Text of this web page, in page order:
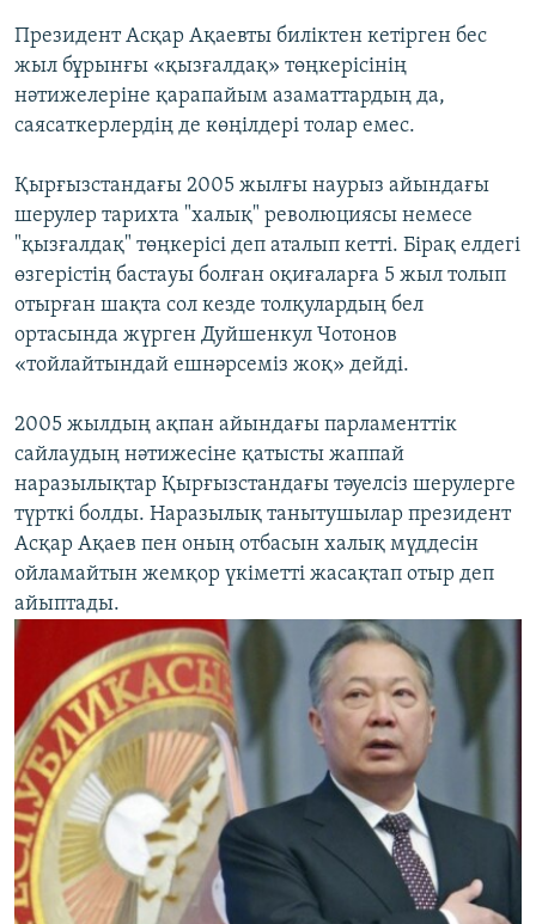
Президент Асқар Ақаевты биліктен кетірген бес
жыл бұрынғы «қызғалдақ» төңкерісінің
нәтижелеріне қарапайым азаматтардың да,
саясаткерлердің де көңілдері толар емес.
Қырғызстандағы 2005 жылғы наурыз айындағы
шерулер тарихта "халық" революциясы немесе
"қызғалдақ" төңкерісі деп аталып кетті. Бірақ елдегі
өзгерістің бастауы болған оқиғаларға 5 жыл толып
отырған шақта сол кезде толқулардың бел
ортасында жүрген Дуйшенкул Чотонов
«тойлайтындай ешнәрсеміз жоқ» дейді.
2005 жылдың ақпан айындағы парламенттік
сайлаудың нәтижесіне қатысты жаппай
наразылықтар Қырғызстандағы тәуелсіз шерулерге
түрткі болды. Наразылық танытушылар президент
Асқар Ақаев пен оның отбасын халық мүддесін
ойламайтын жемқор үкіметті жасақтап отыр деп
айыптады.